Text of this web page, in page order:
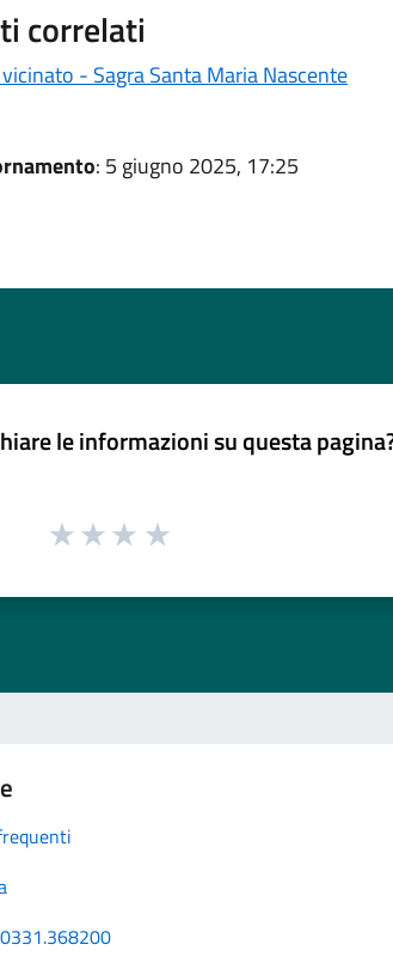
correlati
- Sagra Santa Maria Nascente
: 5 giugno 2025, 17:25
le informazioni su questa